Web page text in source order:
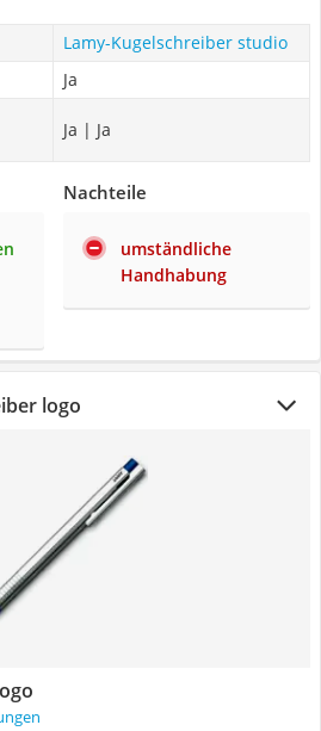
Lamy-Kugelschreiber studio
Ja
Ja | Ja
Nachteile
umständliche
Handhabung
logo